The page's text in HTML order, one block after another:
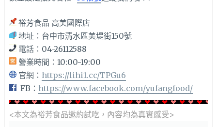
裕芳食品 高美國際店
地址：台中市清水區美堤街150號
電話：04-26112588
營業時間：10:00-19:00
官網： https://lihi1.cc/TPGu6
FB： https://www.facebook.com/yufangfood/
<本文為裕芳食品邀約試吃，內容均為真實感受>